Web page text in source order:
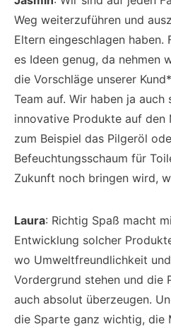
Weg weiterzuführen und
Eltern eingeschlagen haben.
es Ideen genug, da nehmen
die Vorschläge unserer
Team auf. Wir haben ja auch
innovative Produkte auf
zum Beispiel das Pilgeröl
Befeuchtungsschaum für
Zukunft noch bringen wird,
Laura: Richtig Spaß macht
Entwicklung solcher
wo Umweltfreundlichkeit
Vordergrund stehen und die
auch absolut überzeugen.
die Sparte ganz wichtig, die